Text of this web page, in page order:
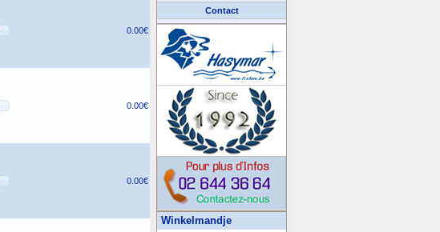
0.00€
0.00€
0.00€
Contact
We Accepteren
Winkelmandje